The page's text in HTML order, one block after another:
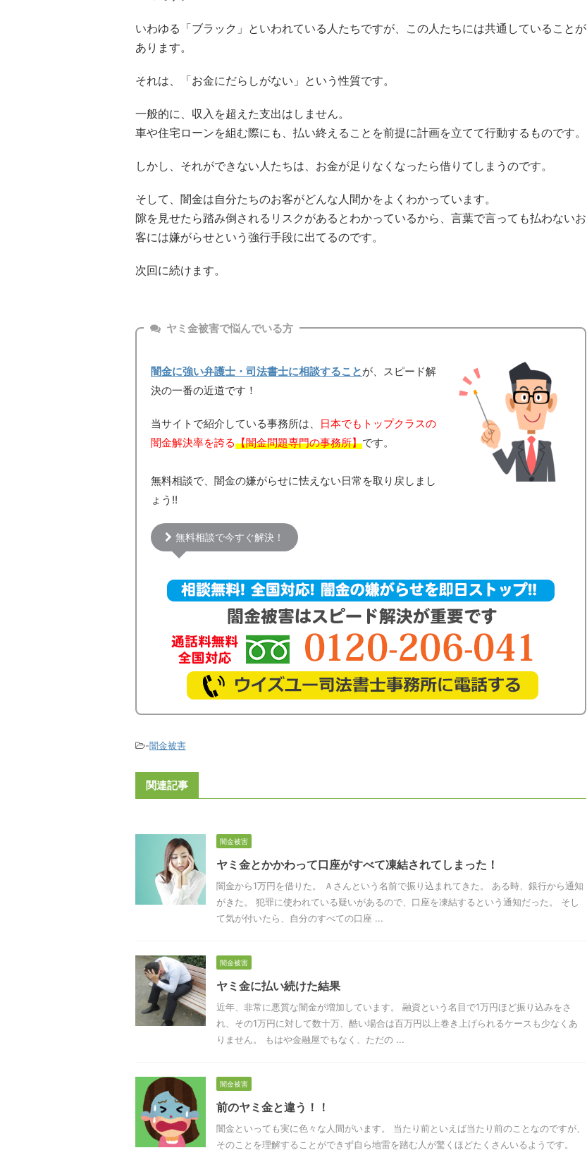
いわゆる「ブラック」といわれている人たちですが、この人たちには共通していることが
あります。
それは、「お金にだらしがない」という性質です。
一般的に、収入を超えた支出はしません。
車や住宅ローンを組む際にも、払い終えることを前提に計画を立てて行動するものです。
しかし、それができない人たちは、お金が足りなくなったら借りてしまうのです。
そして、闇金は自分たちのお客がどんな人間かをよくわかっています。
隙を見せたら踏み倒されるリスクがあるとわかっているから、言葉で言っても払わないお
客には嫌がらせという強行手段に出てるのです。
次回に続けます。
ヤミ金被害で悩んでいる方
闇金に強い弁護士・司法書士に相談することが、スピード解
決の一番の近道です！
当サイトで紹介している事務所は、
日本でもトップクラスの
闇金解決率を誇る【闇金問題専門の事務所】です。
無料相談で、闇金の嫌がらせに怯えない日常を取り戻しまし
ょう!!
無料相談で今すぐ解決！
-闇金被害
関連記事
闇金被害
ヤミ金とかかわって口座がすべて凍結されてしまった！
闇金から1万円を借りた。 Ａさんという名前で振り込まれてきた。 ある時、銀行から通知
がきた。 犯罪に使われている疑いがあるので、口座を凍結するという通知だった。 そし
て気が付いたら、自分のすべての口座 ...
闇金被害
ヤミ金に払い続けた結果
近年、非常に悪質な闇金が増加しています。 融資という名目で1万円ほど振り込みをさ
れ、その1万円に対して数十万、酷い場合は百万円以上巻き上げられるケースも少なくあ
りません。 もはや金融屋でもなく、ただの ...
闇金被害
前のヤミ金と違う！！
闇金といっても実に色々な人間がいます。 当たり前といえば当たり前のことなのですが、
そのことを理解することができず自ら地雷を踏む人が驚くほどたくさんいるようです。